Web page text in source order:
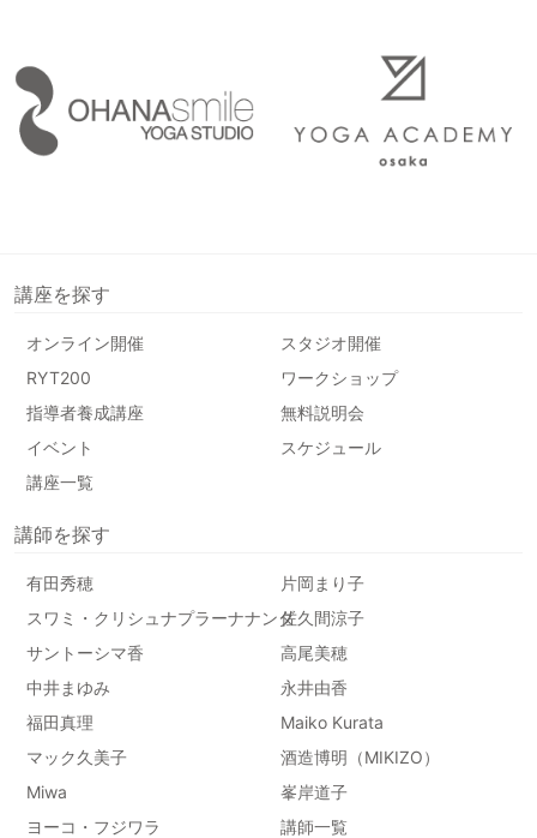
講座を探す
オンライン開催
スタジオ開催
RYT200
ワークショップ
指導者養成講座
無料説明会
イベント
スケジュール
講座一覧
講師を探す
有田秀穂
片岡まり子
スワミ・クリシュナプラーナナンダ佐久間涼子
サントーシマ香
高尾美穂
中井まゆみ
永井由香
福田真理
Maiko Kurata
マック久美子
酒造博明（MIKIZO）
Miwa
峯岸道子
ヨーコ・フジワラ
講師一覧